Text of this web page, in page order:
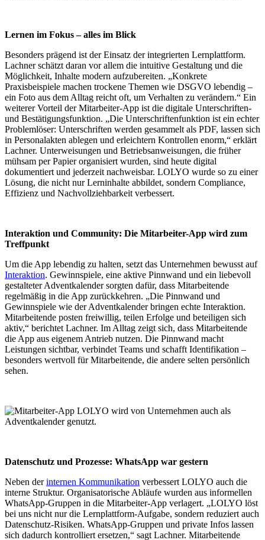
Lernen im Fokus – alles im Blick
Besonders prägend ist der Einsatz der integrierten Lernplattform.
Lachner schätzt daran vor allem die intuitive Gestaltung und die
Möglichkeit, Inhalte modern aufzubereiten. „Konkrete
Praxisbeispiele machen trockene Themen wie DSGVO lebendig –
ein Foto aus dem Alltag reicht oft, um Verhalten zu verändern.“ Ein
weiterer Vorteil der Mitarbeiter-App ist die digitale Unterschriften-
und Bestätigungsfunktion. „Die Unterschriftenfunktion ist ein echter
Problemlöser: Unterschriften werden gesammelt als PDF, lassen sich
in Personalakten ablegen und erleichtern Kontrollen enorm,“ erklärt
Lachner. Unterweisungen und Betriebsanweisungen, die früher
mühsam per Papier organisiert wurden, sind heute digital
dokumentiert und jederzeit nachweisbar. LOLYO wurde so zu einer
Lösung, die nicht nur Lerninhalte abbildet, sondern Compliance,
Effizienz und Nachvollziehbarkeit verbessert.
Interaktion und Community: Die Mitarbeiter-App wird zum
Treffpunkt
Um die App lebendig zu halten, setzt das Unternehmen bewusst auf
Interaktion. Gewinnspiele, eine aktive Pinnwand und ein liebevoll
gestalteter Adventkalender sorgten dafür, dass Mitarbeitende
regelmäßig in die App zurückkehren. „Die Pinnwand und
Gewinnspiele wie der Adventkalender bringen echte Interaktion.
Mitarbeitende posten freiwillig, teilen Erfolge und beteiligen sich
aktiv,“ berichtet Lachner. Im Alltag zeigt sich, dass Mitarbeitende
die App aus eigenem Antrieb nutzen. Die Pinnwand macht
Leistungen sichtbar, verbindet Teams und schafft Identifikation –
besonders wertvoll für Mitarbeitende, die andere selten persönlich
sehen.
Datenschutz und Prozesse: WhatsApp war gestern
Neben derinternen Kommunikation verbessert LOLYO auch die
interne Struktur. Organisatorische Abläufe wurden aus informellen
WhatsApp-Gruppen in die Mitarbeiter-App verlagert. „LOLYO löst
bei uns nicht nur die Lernplattform-Aufgabe, sondern reduziert auch
Datenschutz-Risiken. WhatsApp-Gruppen und private Infos lassen
sich dadurch kontrolliert ersetzen,“ sagt Lachner. Mitarbeitende